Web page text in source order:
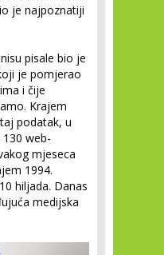
je najpoznatiji
pisale bio je
je pomjerao
i čije
Krajem
podatak, u
web-
mjeseca
1994.
hiljada. Danas
medijska